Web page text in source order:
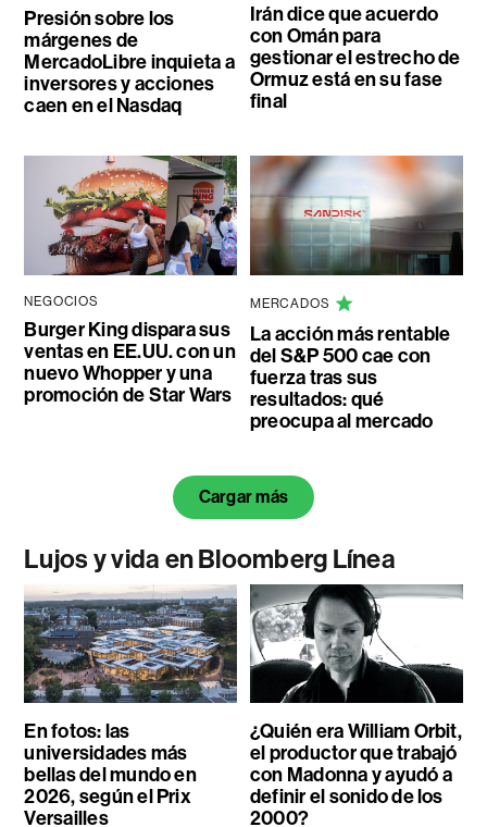
Presión sobre los
márgenes de
MercadoLibre inquieta a
inversores y acciones
caen en el Nasdaq
Irán dice que acuerdo
con Omán para
gestionar el estrecho de
Ormuz está en su fase
final
NEGOCIOS
Burger King dispara sus
ventas en EE.UU. con un
nuevo Whopper y una
promoción de Star Wars
MERCADOS
La acción más rentable
del S&P 500 cae con
fuerza tras sus
resultados: qué
preocupa al mercado
Cargar más
Lujos y vida en Bloomberg Línea
En fotos: las
universidades más
bellas del mundo en
2026, según el Prix
Versailles
¿Quién era William Orbit,
el productor que trabajó
con Madonna y ayudó a
definir el sonido de los
2000?